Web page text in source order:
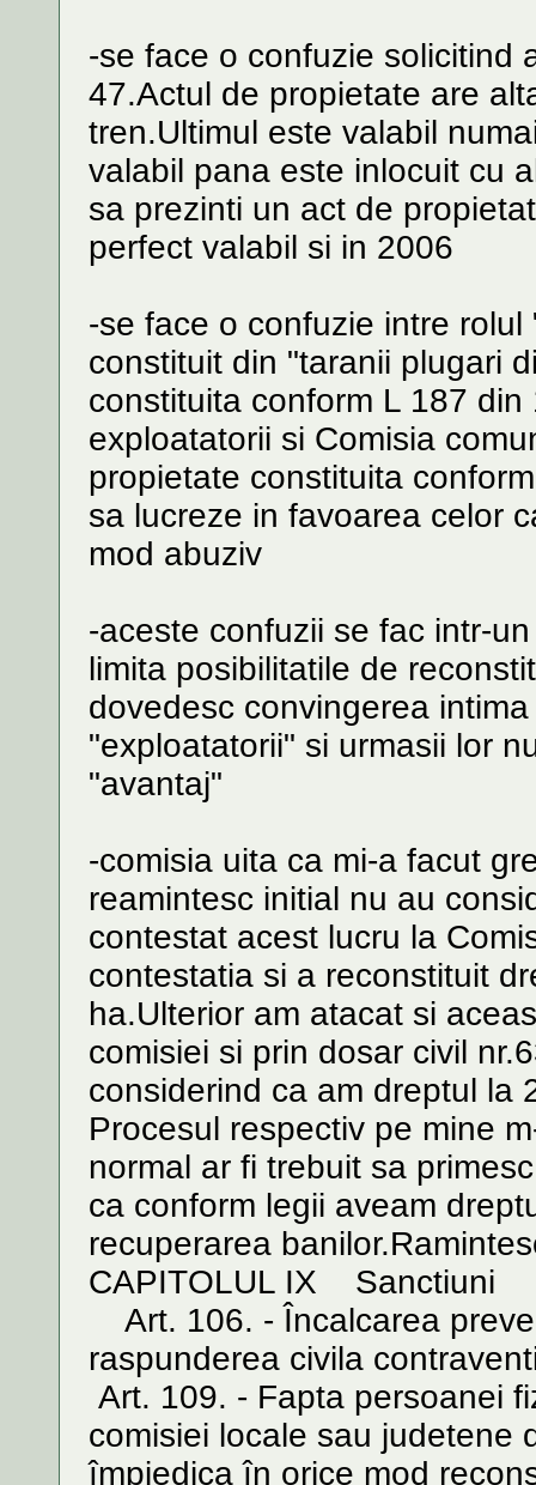
-se face o confuzie solicitind
47.Actul de propietate are
tren.Ultimul este valabil
valabil pana este inlocuit cu
sa prezinti un act de
perfect valabil si in 2006
-se face o confuzie intre
constituit din "taranii plugari
constituita conform L 187
exploatatorii si Comisia
propietate constituita
sa lucreze in favoarea celor
mod abuziv
-aceste confuzii se fac intr-
limita posibilitatile de
dovedesc convingerea
"exploatatorii" si urmasii lor
"avantaj"
-comisia uita ca mi-a facut
reamintesc initial nu au
contestat acest lucru la
contestatia si a reconstituit
ha.Ulterior am atacat si
comisiei si prin dosar civil
considerind ca am dreptul la
Procesul respectiv pe mine
normal ar fi trebuit sa
ca conform legii aveam
recuperarea
CAPITOLUL IX Sanctiuni
Art. 106. - Încalcarea
raspunderea civila
Art. 109. - Fapta persoanei
comisiei locale sau judetene
împiedica în orice mod